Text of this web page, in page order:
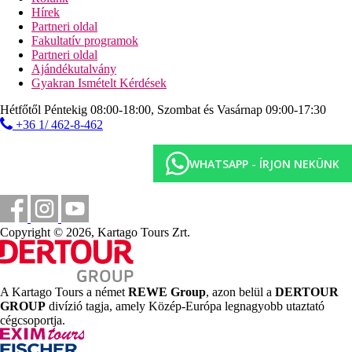
Szórakozás
Rendszeres nappali és esti animációs és szórakoztató programok.
Gyermekek
gyermekágy kérésre ingyenesen, játszótér gyermekeknek,
miniklubban.
A szállodában és a szobákban ingyenes.
www.puentereal.com
Hivatalos kategóriák
4 csillag
Távolságok
20 m
Távolság a tengerparttól
10 m
Hírek
Partneri oldal
Fakultatív programok
Partneri oldal
Ajándékutalvány
Gyakran Ismételt Kérdések
Hétfőtől Péntekig 08:00-18:00, Szombat és Vasárnap 09:00-17:30
+36 1/ 462-8-462
WHATSAPP - ÍRJON NEKÜNK
Copyright © 2026, Kartago Tours Zrt.
A Kartago Tours a német REWE Group, azon belül a DERTOUR
GROUP divízió tagja, amely Közép-Európa legnagyobb utaztató
cégcsoportja.